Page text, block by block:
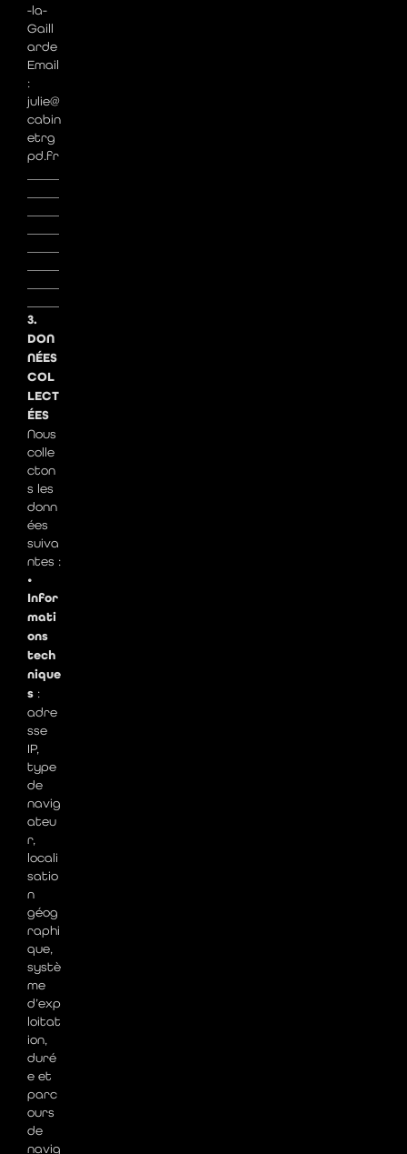
-la-
Gaill
arde
Email
:
julie@
cabin
etrg
pd.fr
3.
DON
NÉES
COL
LECT
ÉES
Nous
colle
cton
s les
donn
ées
suiva
ntes :
•
Infor
mati
ons
tech
nique
s :
adre
sse
IP,
type
de
navig
ateu
r,
locali
satio
n
géog
raphi
que,
systè
me
d’exp
loitat
ion,
duré
e et
parc
ours
de
navig